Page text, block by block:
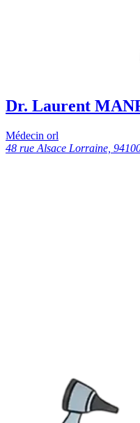
Dr. Laurent
Médecin orl
48 rue Alsace Lorraine,